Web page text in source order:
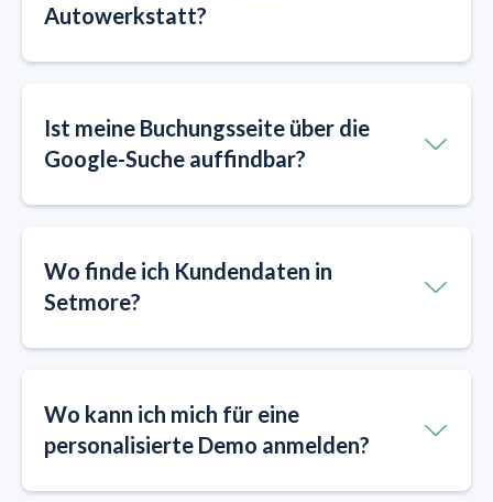
Autowerkstatt?
Ist meine Buchungsseite über die
Google-Suche auffindbar?
Wo finde ich Kundendaten in
Setmore?
Wo kann ich mich für eine
personalisierte Demo anmelden?